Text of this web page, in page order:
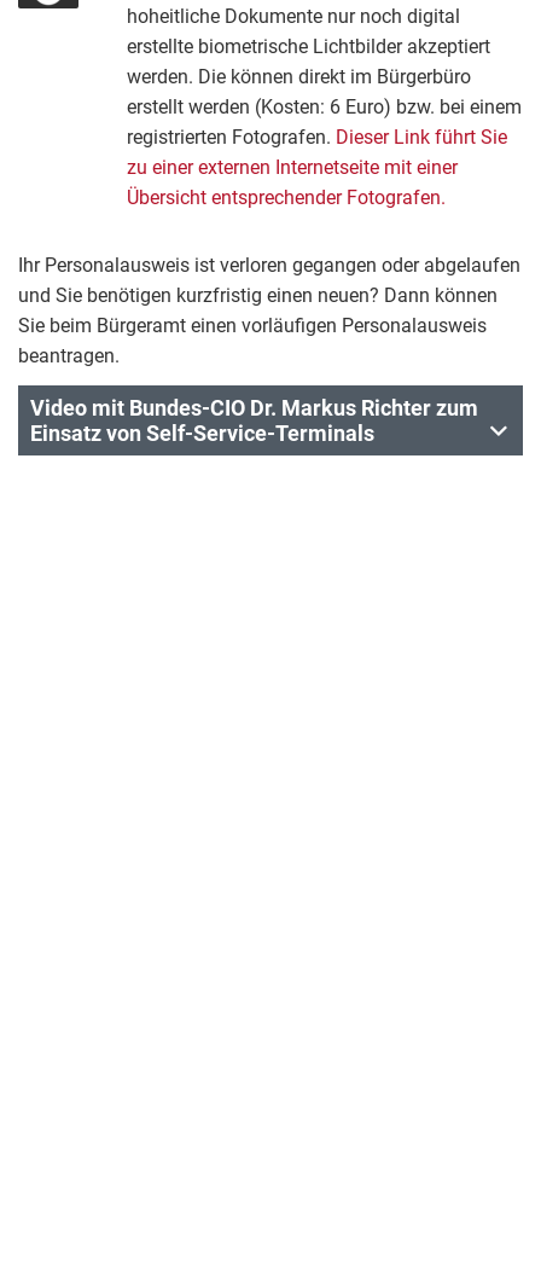
hoheitliche Dokumente nur noch digital
erstellte biometrische Lichtbilder akzeptiert
werden. Die können direkt im Bürgerbüro
erstellt werden (Kosten: 6 Euro) bzw. bei einem
registrierten Fotografen. Dieser Link führt Sie
zu einer externen Internetseite mit einer
Übersicht entsprechender Fotografen.
Ihr Personalausweis ist verloren gegangen oder abgelaufen
und Sie benötigen kurzfristig einen neuen? Dann können
Sie beim Bürgeramt einen vorläufigen Personalausweis
beantragen.
Video mit Bundes-CIO Dr. Markus Richter zum
Einsatz von Self-Service-Terminals